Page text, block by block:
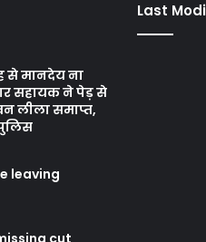
से मानदेय ना
सहायक ने पेड़ से
लीला समाप्त,
leaving
Last